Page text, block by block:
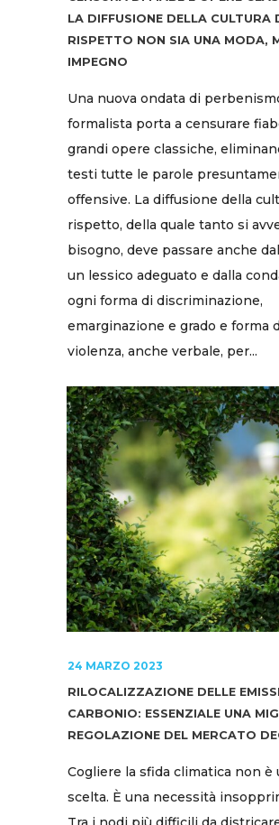
LA DIFFUSIONE DELLA CULTURA
RISPETTO NON SIA UNA MODA,
IMPEGNO
Una nuova ondata di
formalista porta a censurare
grandi opere classiche,
testi tutte le parole
offensive. La diffusione della
rispetto, della quale tanto si
bisogno, deve passare anche
un lessico adeguato e dalla
ogni forma di discriminazione,
emarginazione e grado e forma
violenza, anche verbale, per...
24 MARZO 2023
RILOCALIZZAZIONE DELLE
CARBONIO: ESSENZIALE UNA
REGOLAZIONE DEL MERCATO
Cogliere la sfida climatica non è
scelta. È una necessità